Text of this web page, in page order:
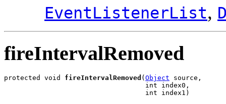
EventListenerList,
fireIntervalRemoved
protected void fireIntervalRemoved ( Object source,
                                   int index0,
                                   int index1)